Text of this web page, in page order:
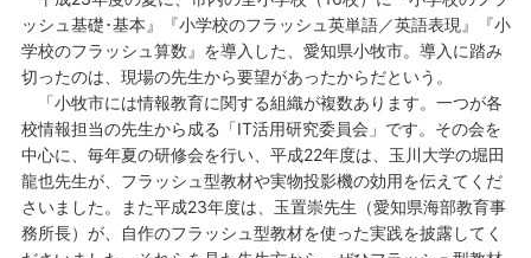
ッシュ基礎･基本』『小学校のフラッシュ英単語／英語表現』『小
学校のフラッシュ算数』を導入した、愛知県小牧市。導入に踏み
切ったのは、現場の先生から要望があったからだという。
「小牧市には情報教育に関する組織が複数あります。一つが各
校情報担当の先生から成る「IT活用研究委員会」です。その会を
中心に、毎年夏の研修会を行い、平成22年度は、玉川大学の堀田
龍也先生が、フラッシュ型教材や実物投影機の効用を伝えてくだ
さいました。また平成23年度は、玉置崇先生（愛知県海部教育事
務所長）が、自作のフラッシュ型教材を使った実践を披露してく